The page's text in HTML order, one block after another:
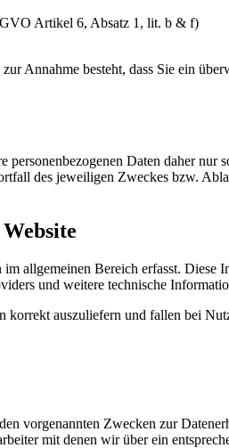
Artikel 6, Absatz 1, lit. b & f)
Annahme besteht, dass Sie ein
Daten daher
des jeweiligen Zweckes bzw.
allgemeinen Bereich erfasst.
und weitere technische
auszuliefern und fallen bei
vorgenannten Zwecken zur
mit denen wir über ein